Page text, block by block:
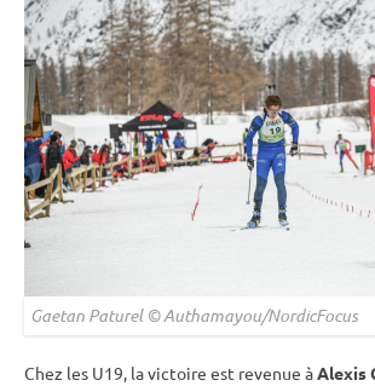
Gaetan Paturel © Authamayou/NordicFocus
Chez les U19, la victoire est revenue àAlexis